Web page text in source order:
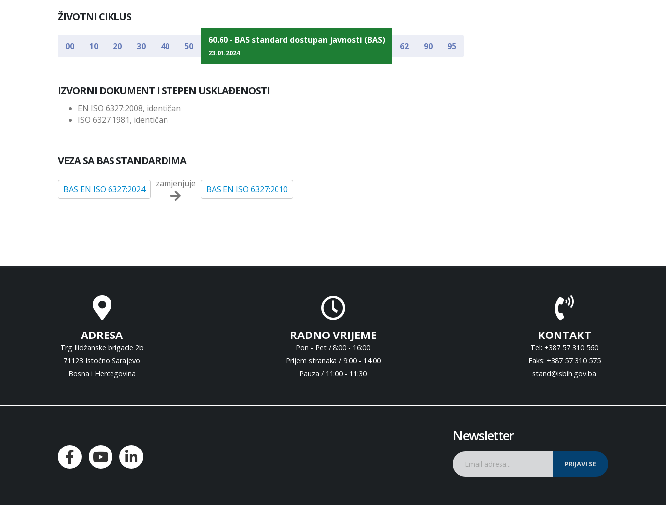
ŽIVOTNI CIKLUS
00 10 20 30 40 50
60.60 - BAS standard dostupan javnosti (BAS)
23.01.2024
62 90 95
IZVORNI DOKUMENT I STEPEN USKLAĐENOSTI
EN ISO 6327:2008, identičan
ISO 6327:1981, identičan
VEZA SA BAS STANDARDIMA
BAS EN ISO 6327:2024
zamjenjuje
BAS EN ISO 6327:2010
ADRESA
Trg Ilidžanske brigade 2b
71123 Istočno Sarajevo
Bosna i Hercegovina
RADNO VRIJEME
Pon - Pet / 8:00 - 16:00
Prijem stranaka / 9:00 - 14:00
Pauza / 11:00 - 11:30
KONTAKT
Tel: +387 57 310 560
Faks: +387 57 310 575
stand@isbih.gov.ba
Newsletter
PRIJAVI SE